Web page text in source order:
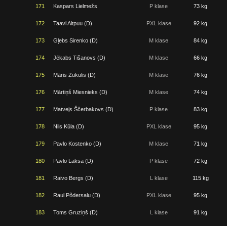
171 Kaspars Lielmežs P klase 73 kg
172 Taavi Altpuu (D) PXL klase 92 kg
173 Gļebs Sirenko (D) M klase 84 kg
174 Jēkabs Tišanovs (D) M klase 66 kg
175 Māris Zukulis (D) M klase 76 kg
176 Mārtiņš Miesnieks (D) M klase 74 kg
177 Matvejs Ščerbakovs (D) P klase 83 kg
178 Nils Kūla (D) PXL klase 95 kg
179 Pavlo Kostenko (D) M klase 71 kg
180 Pavlo Laksa (D) P klase 72 kg
181 Raivo Bergs (D) L klase 115 kg
182 Raul Põdersalu (D) PXL klase 95 kg
183 Toms Gruziņš (D) L klase 91 kg